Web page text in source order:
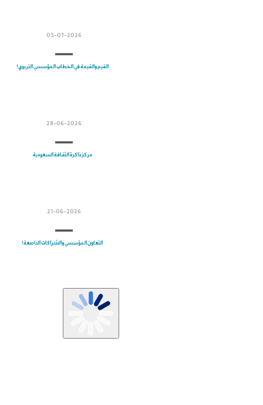
05-07-2026
القيم والقيمة في الخطاب المؤسسي التربوي!
28-06-2026
مركز ذاكرة الثقافة السعودية
21-06-2026
التعاون المؤسسي والشراكات الناصعة!